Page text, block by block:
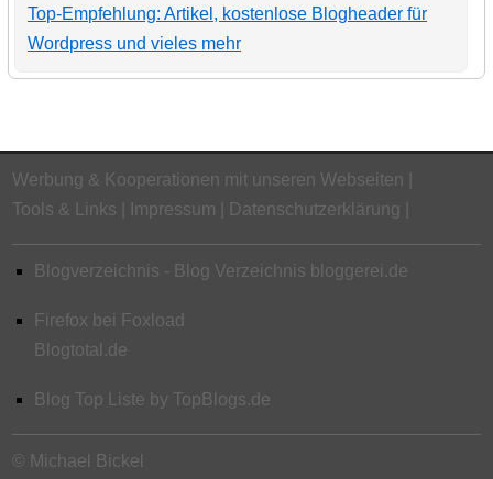
Top-Empfehlung: Artikel, kostenlose Blogheader für
Wordpress und vieles mehr
Werbung & Kooperationen mit unseren Webseiten
Tools & Links
Impressum Datenschutzerklärung
Blogverzeichnis - Blog Verzeichnis bloggerei.de
Firefox bei Foxload
Blogtotal.de
Blog Top Liste by TopBlogs.de
© Michael Bickel